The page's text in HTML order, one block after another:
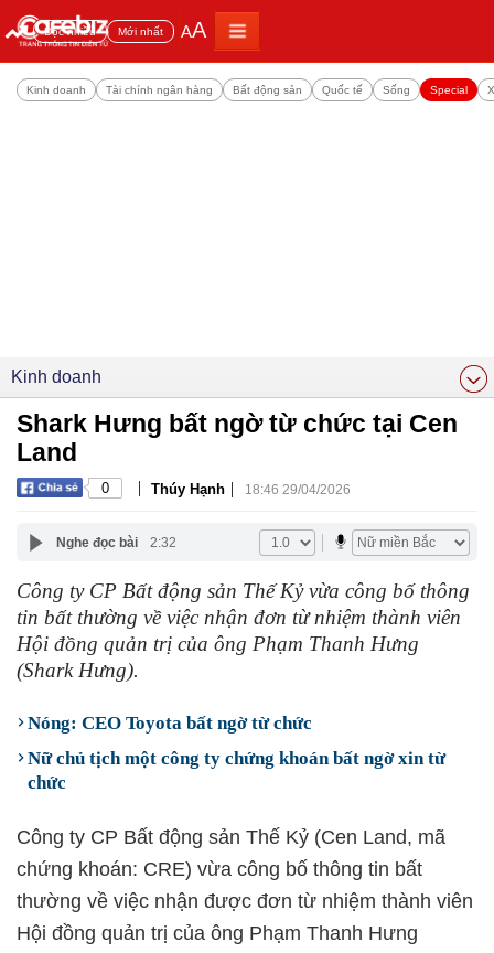
Đọc nhiều Mới nhất AA
Kinh doanh Tài chính ngân hàng Bất động sản Quốc tế Sống Special
Kinh doanh
Shark Hưng bất ngờ từ chức tại Cen
Land
0 | Thúy Hạnh | 18:46 29/04/2026
Nghe đọc bài 2:32
Công ty CP Bất động sản Thế Kỷ vừa công bố thông
tin bất thường về việc nhận đơn từ nhiệm thành viên
Hội đồng quản trị của ông Phạm Thanh Hưng
(Shark Hưng).
Nóng: CEO Toyota bất ngờ từ chức
Nữ chủ tịch một công ty chứng khoán bất ngờ xin từ
chức
Công ty CP Bất động sản Thế Kỷ (Cen Land, mã
chứng khoán: CRE) vừa công bố thông tin bất
thường về việc nhận được đơn từ nhiệm thành viên
Hội đồng quản trị của ông Phạm Thanh Hưng